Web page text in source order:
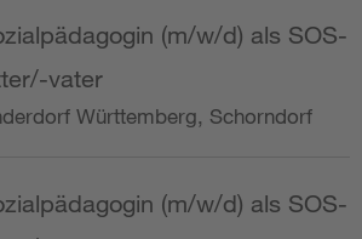
(m/w/d) als SOS-
vater
Württemberg, Schorndorf
(m/w/d) als SOS-